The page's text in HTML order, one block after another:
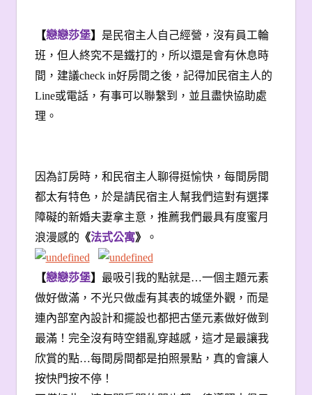
【戀戀莎堡】 是民宿主人自己經營，沒有員工輪
班，但人終究不是鐵打的，所以還是會有休息時
間，建議check in好房間之後，記得加民宿主人的
Line或電話，有事可以聯繫到，並且盡快協助處
理。
因為訂房時，和民宿主人聊得挺愉快，每間房間
都太有特色，於是請民宿主人幫我們這對有選擇
障礙的新婚夫妻拿主意，推薦我們最具有度蜜月
浪漫感的 《法式公寓》 。
【戀戀莎堡】 最吸引我的點就是…一個主題元素
做好做滿，不光只做虛有其表的城堡外觀，而是
連內部室內設計和擺設也都把古堡元素做好做到
最滿！完全沒有時空錯亂穿越感，這才是最讓我
欣賞的點…每間房間都是拍照景點，真的會讓人
按快門按不停！